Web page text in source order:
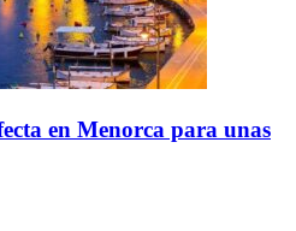
en Menorca para unas